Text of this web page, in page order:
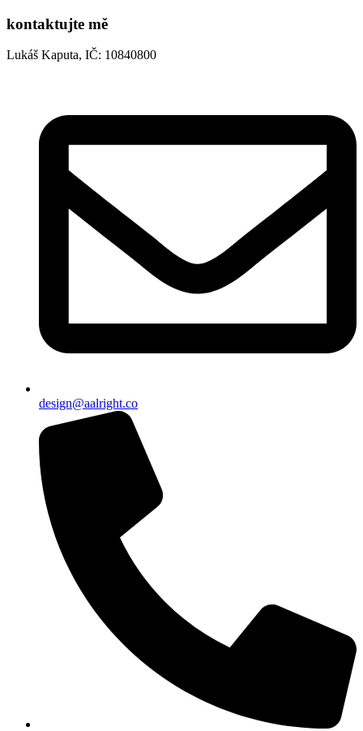
kontaktujte mě
Lukáš Kaputa, IČ: 10840800
design@aalright.co